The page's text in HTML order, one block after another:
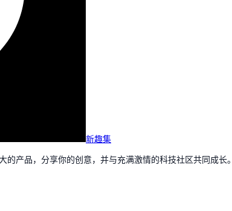
新趣集
产品，分享你的创意，并与充满激情的科技社区共同成长。